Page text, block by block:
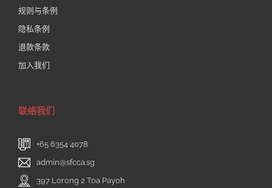
规则与条例
隐私条例
退款条款
加入我们
联络我们
+65 6354 4078
admin@sfcca.sg
397 Lorong 2 Toa Payoh